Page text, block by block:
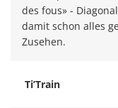
des fous» -
damit schon alles
Zusehen.
Ti’Train